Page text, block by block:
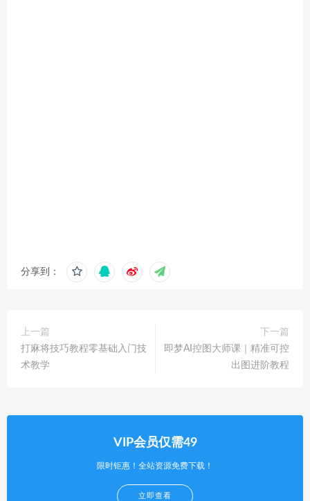
分享到：
上一篇
打麻将技巧教程零基础入门技
术教学
下一篇
即梦AI控图大师课｜精准可控
出图进阶教程
VIP会员仅需49
限时钜惠！全站资源免费下载！
立即查看